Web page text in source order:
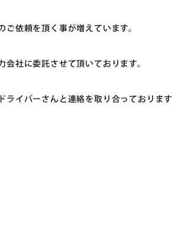
依頼を頂く事が増えています。
社に委託させて頂いております。
イバーさんと連絡を取り合っております